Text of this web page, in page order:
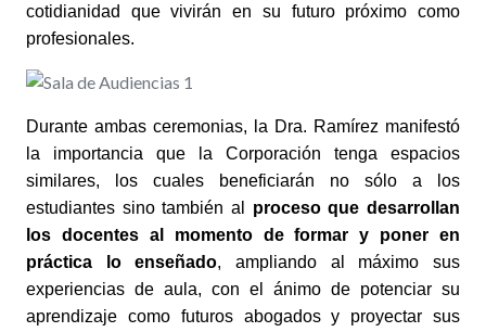
cotidianidad que vivirán en su futuro próximo como
profesionales.
Durante ambas ceremonias, la Dra. Ramírez manifestó
la importancia que la Corporación tenga espacios
similares, los cuales beneficiarán no sólo a los
estudiantes sino también al proceso que desarrollan
los docentes al momento de formar y poner en
práctica lo enseñado, ampliando al máximo sus
experiencias de aula, con el ánimo de potenciar su
aprendizaje como futuros abogados y proyectar sus